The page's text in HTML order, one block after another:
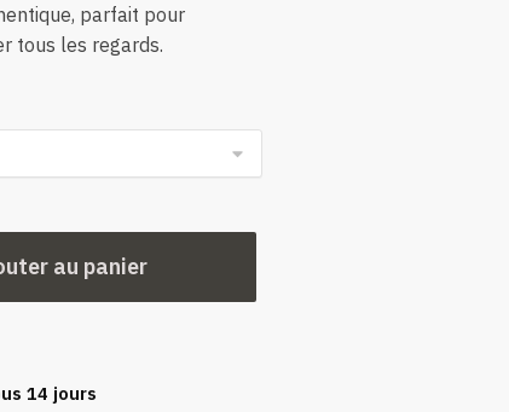
parfait pour
tous les regards.
au panier
14 jours